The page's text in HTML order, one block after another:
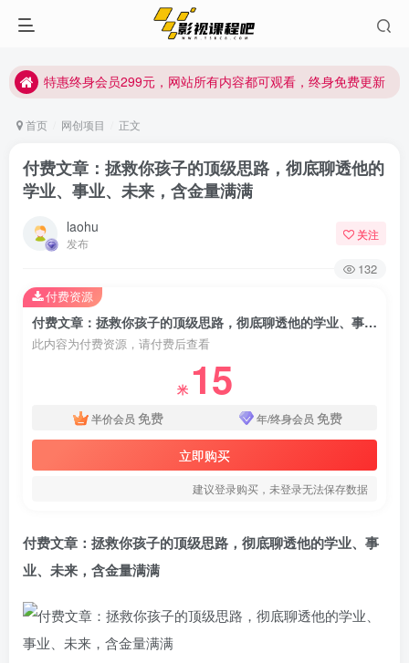
特惠终身会员299元，网站所有内容都可观看，终身免费更新
特惠终身会员299元，网站所有内容都可观看，终身免费更新
首页 网创项目 正文
付费文章：拯救你孩子的顶级思路，彻底聊透他的
学业、事业、未来，含金量满满
laohu
发布
关注
132
付费文章：拯救你孩子的顶级思路，彻底聊透他的学业、事业、未来，含金量满满
此内容为付费资源，请付费后查看
米 15
半价会员 免费 年/终身会员 免费
立即购买
建议登录购买，未登录无法保存数据
付费资源
付费文章：拯救你孩子的顶级思路，彻底聊透他的学业、事
业、未来，含金量满满